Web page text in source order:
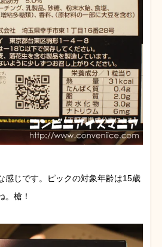
感じです。ピックの対象年齢は15歳
。槍！